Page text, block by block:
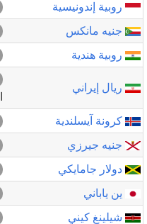
روبية إندونيسية
جنيه مانكس
روبية هندية
ريال إيراني
كرونة آيسلندية
جنيه جيرزي
دولار جامايكي
ين ياباني
شيلينغ كيني